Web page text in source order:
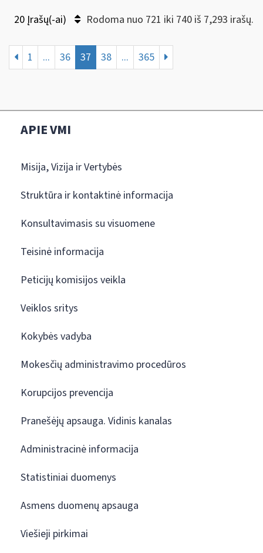
20 Įrašų(-ai) Rodoma nuo 721 iki 740 iš 7,293 irašų.
1 ... 36 37 38 ... 365
APIE VMI
Misija, Vizija ir Vertybės
Struktūra ir kontaktinė informacija
Konsultavimasis su visuomene
Teisinė informacija
Peticijų komisijos veikla
Veiklos sritys
Kokybės vadyba
Mokesčių administravimo procedūros
Korupcijos prevencija
Pranešėjų apsauga. Vidinis kanalas
Administracinė informacija
Statistiniai duomenys
Asmens duomenų apsauga
Viešieji pirkimai